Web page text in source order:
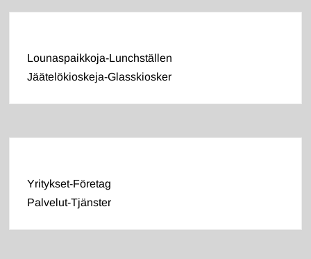
Lounaspaikkoja-Lunchställen
Jäätelökioskeja-Glasskiosker
Yritykset-Företag
Palvelut-Tjänster